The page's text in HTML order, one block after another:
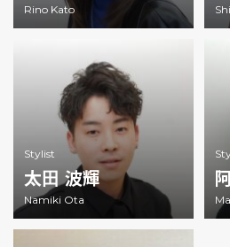
Rino Kato
Stylist
太田 波輝
Namiki Ota